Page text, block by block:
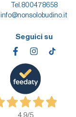
Tel.800478658
info@nonsolobudino.it
Seguici su
4,9/5